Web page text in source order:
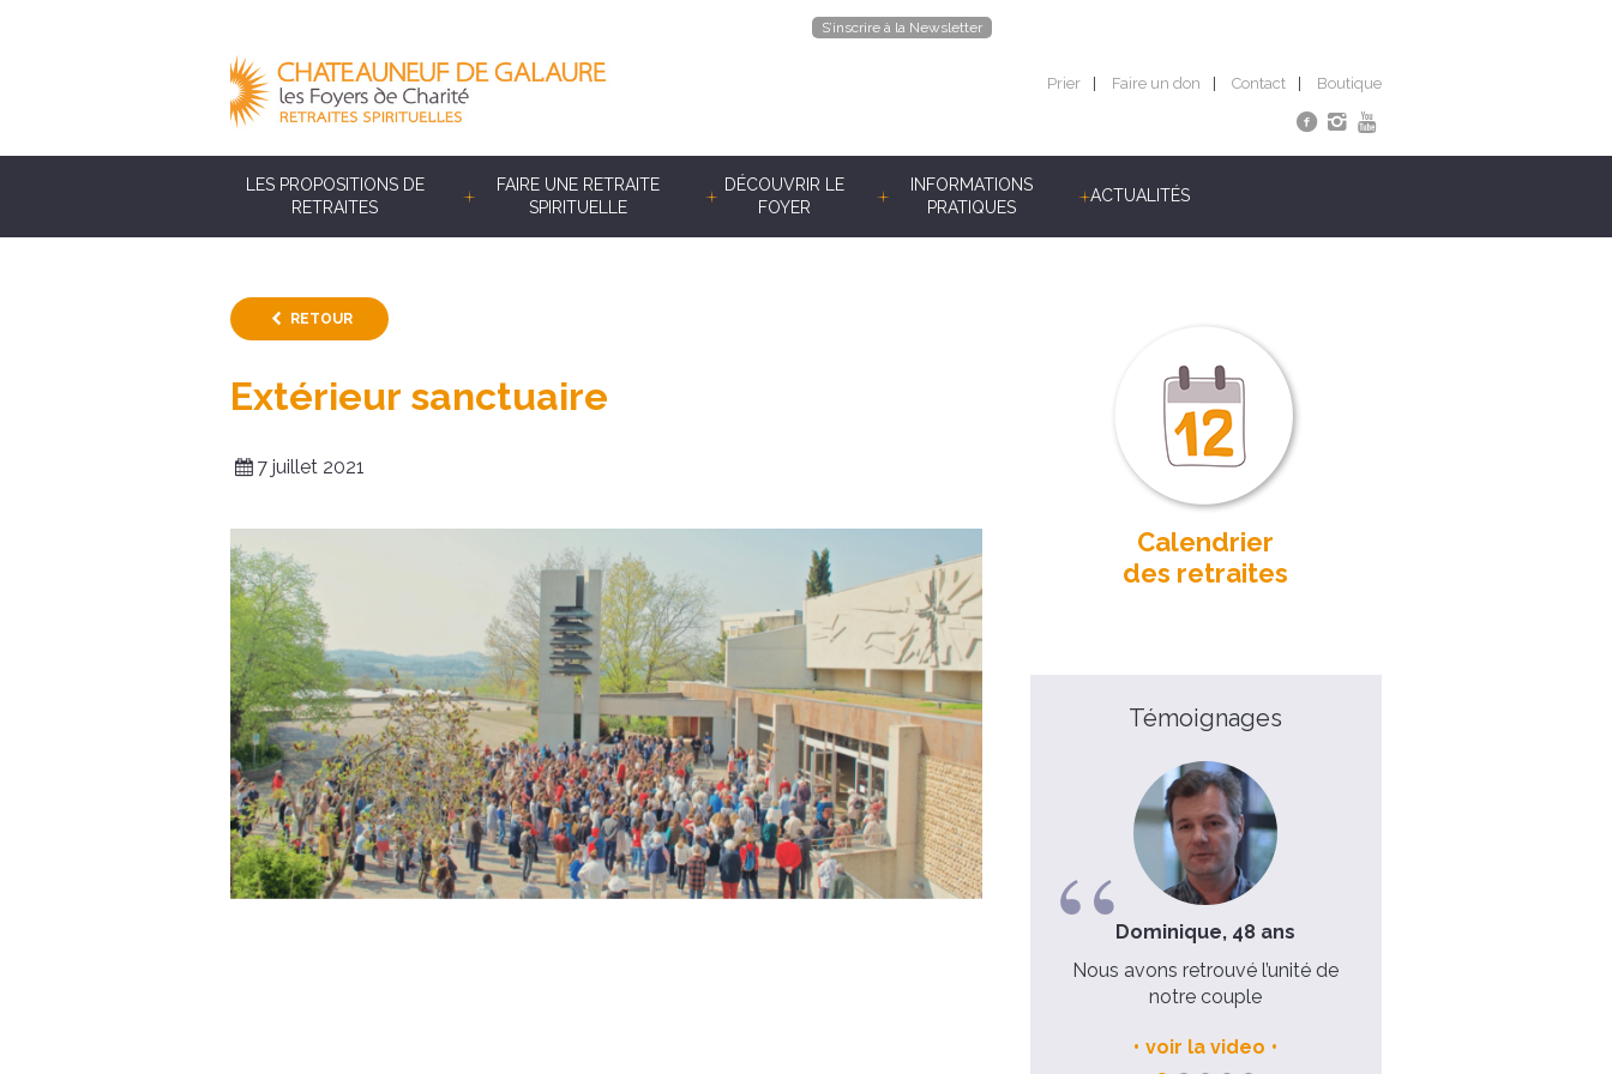
S’inscrire à la Newsletter
Prier Faire un don Contact Boutique
LES PROPOSITIONS DE
RETRAITES
FAIRE UNE RETRAITE
SPIRITUELLE
DÉCOUVRIR LE
FOYER
INFORMATIONS
PRATIQUES
ACTUALITÉS
RETOUR
Extérieur sanctuaire
7 juillet 2021
Calendrier
des retraites
Témoignages
Dominique, 48 ans
Nous avons retrouvé l’unité de
notre couple
voir la video